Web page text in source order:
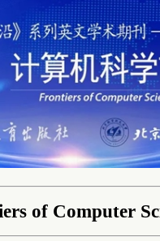
of Computer